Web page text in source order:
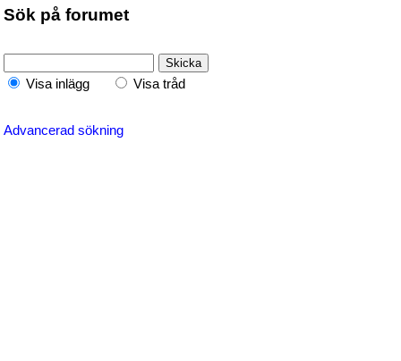
Sök på forumet
Visa inlägg Visa tråd
Advancerad sökning